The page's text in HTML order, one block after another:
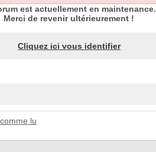
est actuellement en maintenance.
Merci de revenir ultérieurement !
Cliquez ici vous identifier
lu